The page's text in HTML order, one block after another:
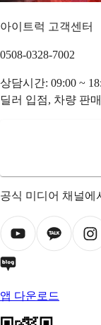
아이트럭 고객센터
0508-0328-7002
상담시간: 09:00 ~
딜러 입점, 차량 판
공식 미디어 채널에
앱 다운로드